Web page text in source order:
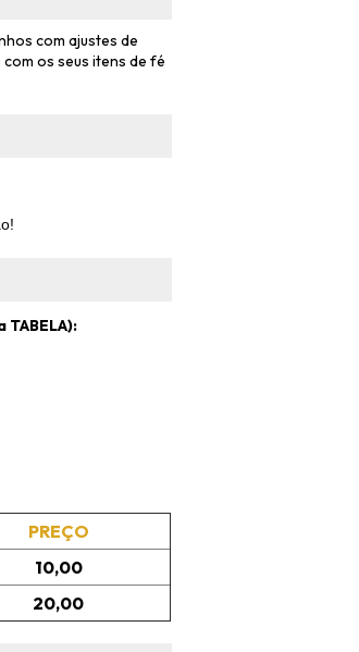
com ajustes de
os seus itens de fé
PREÇO
10,00
20,00